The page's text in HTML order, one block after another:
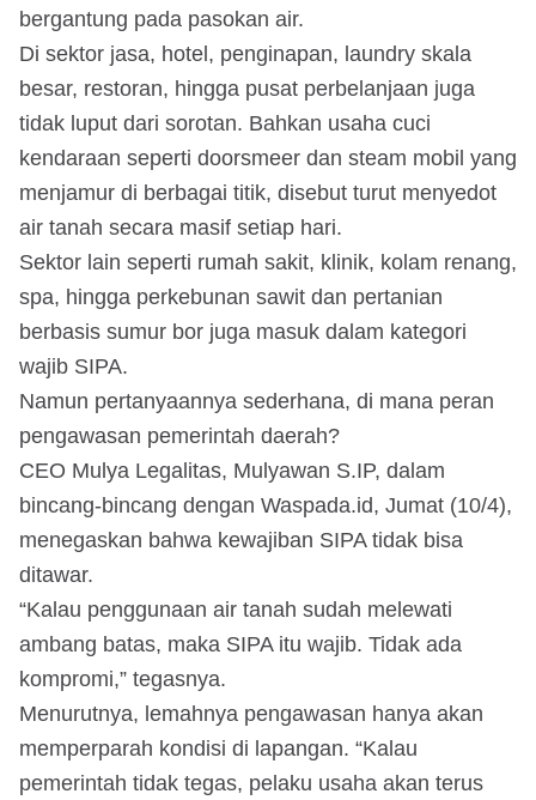
bergantung pada pasokan air.
Di sektor jasa, hotel, penginapan, laundry skala
besar, restoran, hingga pusat perbelanjaan juga
tidak luput dari sorotan. Bahkan usaha cuci
kendaraan seperti doorsmeer dan steam mobil yang
menjamur di berbagai titik, disebut turut menyedot
air tanah secara masif setiap hari.
Sektor lain seperti rumah sakit, klinik, kolam renang,
spa, hingga perkebunan sawit dan pertanian
berbasis sumur bor juga masuk dalam kategori
wajib SIPA.
Namun pertanyaannya sederhana, di mana peran
pengawasan pemerintah daerah?
CEO Mulya Legalitas, Mulyawan S.IP, dalam
bincang-bincang dengan Waspada.id, Jumat (10/4),
menegaskan bahwa kewajiban SIPA tidak bisa
ditawar.
“Kalau penggunaan air tanah sudah melewati
ambang batas, maka SIPA itu wajib. Tidak ada
kompromi,” tegasnya.
Menurutnya, lemahnya pengawasan hanya akan
memperparah kondisi di lapangan. “Kalau
pemerintah tidak tegas, pelaku usaha akan terus